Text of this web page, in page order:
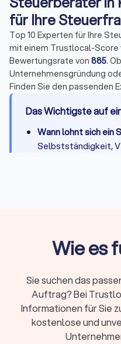
für Ihre
Top 10 Experten für Ihre
mit einem Trustlocal-Score
Bewertungsrate von 885.
Unternehmensgründung
Finden Sie den passenden
Das Wichtigste auf
Wann lohnt sich ein
Selbstständigkeit,
Titel zeigen
Vorteile –
digitale
Erstgespräch:Viele
Minuten kostenlos
Wie es
Sie suchen das
Auftrag? Bei
Informationen für Sie
kostenlose und